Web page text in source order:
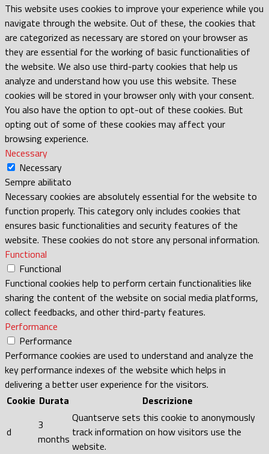
This website uses cookies to improve your experience while you
navigate through the website. Out of these, the cookies that
are categorized as necessary are stored on your browser as
they are essential for the working of basic functionalities of
the website. We also use third-party cookies that help us
analyze and understand how you use this website. These
cookies will be stored in your browser only with your consent.
You also have the option to opt-out of these cookies. But
opting out of some of these cookies may affect your
browsing experience.
Necessary
Necessary
Sempre abilitato
Necessary cookies are absolutely essential for the website to
function properly. This category only includes cookies that
ensures basic functionalities and security features of the
website. These cookies do not store any personal information.
Functional
Functional
Functional cookies help to perform certain functionalities like
sharing the content of the website on social media platforms,
collect feedbacks, and other third-party features.
Performance
Performance
Performance cookies are used to understand and analyze the
key performance indexes of the website which helps in
delivering a better user experience for the visitors.
Cookie Durata Descrizione
d
3
months
Quantserve sets this cookie to anonymously
track information on how visitors use the
website.